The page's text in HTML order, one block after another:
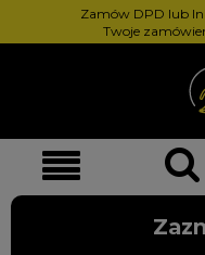
Zamów DPD lub
Twoje